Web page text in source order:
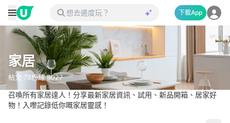
下載App
家居
帖文 78粉絲8027
召喚所有家居達人！分享最新家居資訊、試用、新品開箱、居家好
物！入嚟記錄低你嘅家居靈感！